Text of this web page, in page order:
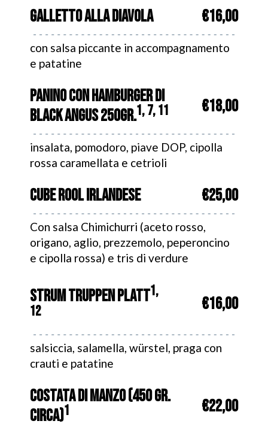
GALLETTO ALLA DIAVOLA €16,00
con salsa piccante in accompagnamento
e patatine
PANINO CON HAMBURGER DI
BLACK ANGUS 250GR.1, 7, 11 €18,00
insalata, pomodoro, piave DOP, cipolla
rossa caramellata e cetrioli
CUBE ROOL IRLANDESE €25,00
Con salsa Chimichurri (aceto rosso,
origano, aglio, prezzemolo, peperoncino
e cipolla rossa) e tris di verdure
STRUM TRUPPEN PLATT1,
12
€16,00
salsiccia, salamella, würstel, praga con
crauti e patatine
COSTATA DI MANZO (450 GR.
CIRCA)1 €22,00